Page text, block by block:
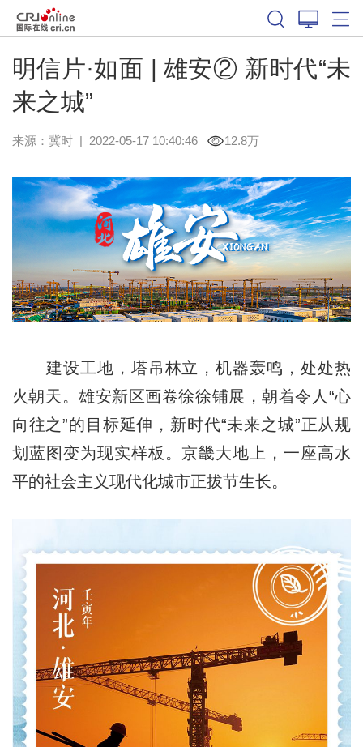
明信片·如面 | 雄安② 新时代“未
来之城”
来源： 冀时| 2022-05-17 10:40:46 12.8万
建设工地，塔吊林立，机器轰鸣，处处热
火朝天。雄安新区画卷徐徐铺展，朝着令人“心
向往之”的目标延伸，新时代“未来之城”正从规
划蓝图变为现实样板。京畿大地上，一座高水
平的社会主义现代化城市正拔节生长。